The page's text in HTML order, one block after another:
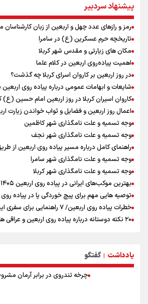
فیدان: حماس به تعهدات خود عمل کرد، امّا اسرائیل
ندارد
نشست وزیران خارجه مصر، ترکیه، پاکستان و
منطقه
ارائه بیش از ۲ میلیون خدمات بهداشتی-درمانی به زائران اربعین
معاون وزیر خارجه : مذاکره نه معجزه است و نه
پخش قسمت اول گفت‌وگوی رئیس‌جمهور بعد از خبر
ازهوش مصنوعی تا طلای مجازی/ شجیع: با نگاه
را در ناگویا تکرار می‌کنیم+ فیلم
ارتش در آمادگی کامل قرار دارد/ توان رزم ارتش بی
پیشنهاد سردبیر
رمز و رازهای عدد چهل و اربعین از زبان
تاریخچه حرم عسکرین (ع) در سامرا
مکان های زیارتی و مقدس شهر کربلا
اهمیت پیاده‌روی اربعین در کلام علما
در روز اربعین بر کاروان اسرای کربلا چه گذشت؟
شایعات و ابهامات عمومی درباره پیاده روی اربعین ۱۴۰۵
کاروان اسیران کربلا در روز اربعین امام حسین (ع)
اعمال روز اربعین و فضایل و ثواب خواندن زیارت
وجه تسمیه و علت نامگذاری شهر کاظمین
وجه تسمیه و علت نامگذاری شهر نجف
راهنمای کامل درباره مسیر پیاده روی اربعین از
وجه تسمیه و علت نامگذاری شهر سامرا
وجه تسمیه و علت نامگذاری شهر کربلا
بهترین موکب‌های ایرانی در پیاده روی اربعین ۱۴۰۵
توصیه هایی مهم برای پیچ خوردگی پا در پیاده روی
خطرات پیاده روی اربعین/ ۷ راهنمایی برای سفری ایمن و معنوی
۲۰ نکته دوستانه درباره پیاده روی اربعین و عراقی ها
توصیه های کاربردی برای زائران در پیاده روی اربعین
یادداشت | گفتگو
چرخه تندروی در برابر آرمان